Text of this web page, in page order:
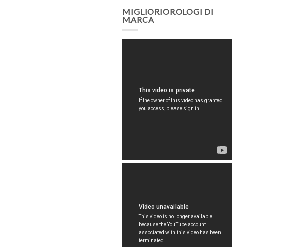
MIGLIORIOROLOGI DI
MARCA